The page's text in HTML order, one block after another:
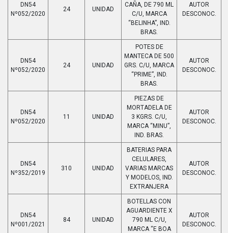
DN54
Nº052/2020
24 UNIDAD
CAÑA, DE 790 ML
C/U, MARCA
“BELINHA”, IND.
BRAS.
AUTOR
DESCONOC.
DN54
Nº052/2020
24 UNIDAD
POTES DE
MANTECA DE 500
GRS. C/U, MARCA
“PRIME”, IND.
BRAS.
AUTOR
DESCONOC.
DN54
Nº052/2020
11 UNIDAD
PIEZAS DE
MORTADELA DE
3 KGRS. C/U,
MARCA “MINU”,
IND. BRAS.
AUTOR
DESCONOC.
DN54
Nº352/2019
310 UNIDAD
BATERIAS PARA
CELULARES,
VARIAS MARCAS
Y MODELOS, IND.
EXTRANJERA
AUTOR
DESCONOC.
DN54
Nº001/2021
84 UNIDAD
BOTELLAS CON
AGUARDIENTE X
790 ML C/U,
MARCA “E BOA
AUTOR
DESCONOC.